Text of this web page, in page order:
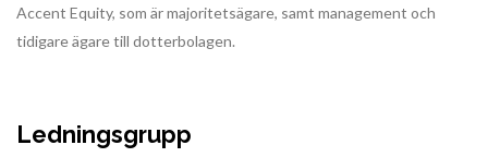
Accent Equity, som är majoritetsägare, samt management och
tidigare ägare till dotterbolagen.
Ledningsgrupp